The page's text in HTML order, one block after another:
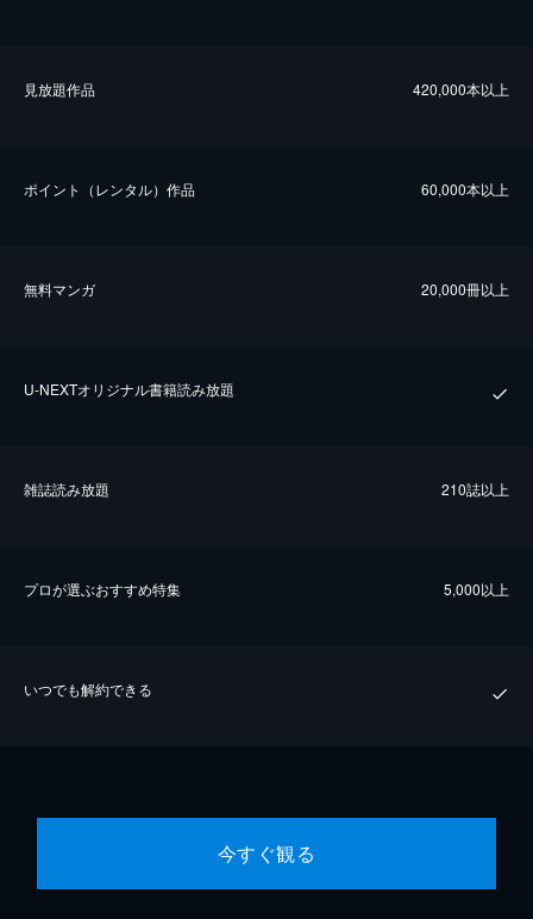
⾒放題作品 420,000本以上
ポイント（レンタル）作品 60,000本以上
無料マンガ 20,000冊以上
U-NEXTオリジナル書籍読み放題
雑誌読み放題 210誌以上
プロが選ぶおすすめ特集 5,000以上
いつでも解約できる
今すぐ観る